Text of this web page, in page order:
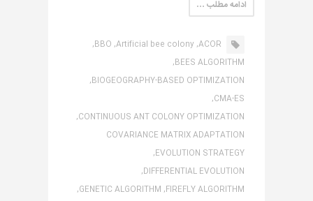
ادامه مطلب …
ACOR,
Artificial bee colony,
BBO,
BEES ALGORITHM,
BIOGEOGRAPHY-BASED OPTIMIZATION,
CMA-ES,
CONTINUOUS ANT COLONY OPTIMIZATION,
COVARIANCE MATRIX ADAPTATION
EVOLUTION STRATEGY,
DIFFERENTIAL EVOLUTION,
FIREFLY ALGORITHM,
GENETIC ALGORITHM,